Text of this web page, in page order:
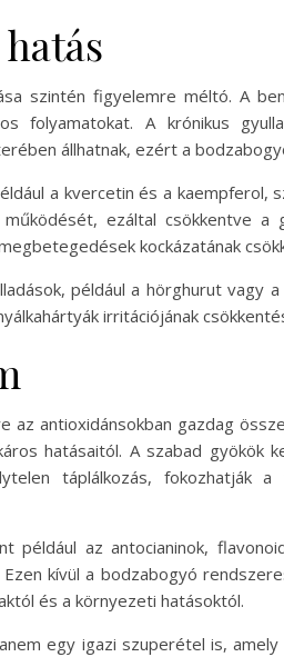
szintén figyelemre méltó. A
folyamatokat. A krónikus
állhatnak, ezért a
a kvercetin és a kaempferol,
ezáltal csökkentve
kockázatának
például a hörghurut vagy
irritációjának
az antioxidánsokban gazdag
hatásaitól. A szabad gyökök
táplálkozás, fokozhatják
például az antocianinok,
kívül a bodzabogyó
és a környezeti hatásoktól.
egy igazi szuperétel is,